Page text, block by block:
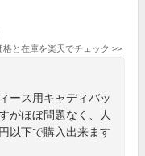
格と在庫を楽天でチェック >>
ース用キャディバッ
がほぼ問題なく、人
以下で購入出来ます